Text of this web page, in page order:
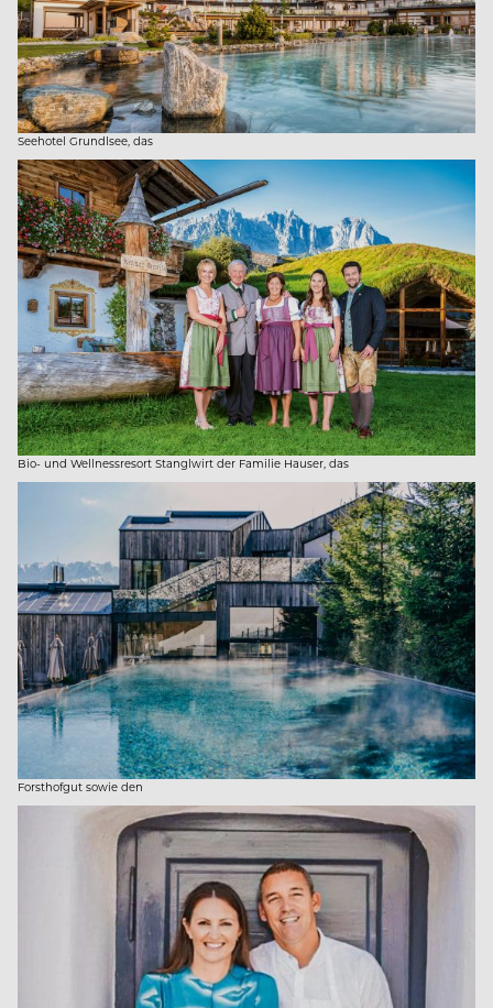
Seehotel Grundlsee, das
Bio- und Wellnessresort Stanglwirt der Familie ­Hauser, das
Forsthofgut sowie den